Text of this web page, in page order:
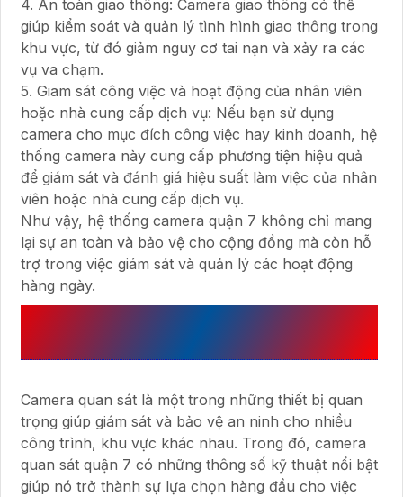
4. An toàn giao thông: Camera giao thông có thể
giúp kiểm soát và quản lý tình hình giao thông trong
khu vực, từ đó giảm nguy cơ tai nạn và xảy ra các
vụ va chạm.
5. Giam sát công việc và hoạt động của nhân viên
hoặc nhà cung cấp dịch vụ: Nếu bạn sử dụng
camera cho mục đích công việc hay kinh doanh, hệ
thống camera này cung cấp phương tiện hiệu quả
để giám sát và đánh giá hiệu suất làm việc của nhân
viên hoặc nhà cung cấp dịch vụ.
Như vậy, hệ thống camera quận 7 không chỉ mang
lại sự an toàn và bảo vệ cho cộng đồng mà còn hỗ
trợ trong việc giám sát và quản lý các hoạt động
hàng ngày.
Camera quan sát là một trong những thiết bị quan
trọng giúp giám sát và bảo vệ an ninh cho nhiều
công trình, khu vực khác nhau. Trong đó, camera
quan sát quận 7 có những thông số kỹ thuật nổi bật
giúp nó trở thành sự lựa chọn hàng đầu cho việc